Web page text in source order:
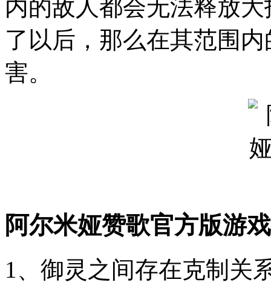
内的敌人都会无法释放
了以后，那么在其范围
害。
阿尔米娅赞歌官方版游
1、御灵之间存在克制关